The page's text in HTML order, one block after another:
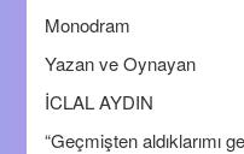
Monodram
Yazan ve Oynayan
İCLAL AYDIN
“Geçmişten aldıklarımı